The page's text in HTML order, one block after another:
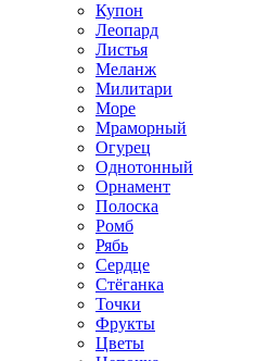
Купон
Леопард
Листья
Меланж
Милитари
Море
Мраморный
Огурец
Однотонный
Орнамент
Полоска
Ромб
Рябь
Сердце
Стёганка
Точки
Фрукты
Цветы